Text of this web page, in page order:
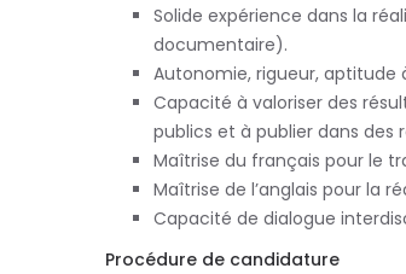
Solide expérience dans la
documentaire).
Autonomie, rigueur, aptitude
Capacité à valoriser des
publics et à publier dans
Maîtrise du français pour le
Maîtrise de l’anglais pour la
Capacité de dialogue
Procédure de candidature